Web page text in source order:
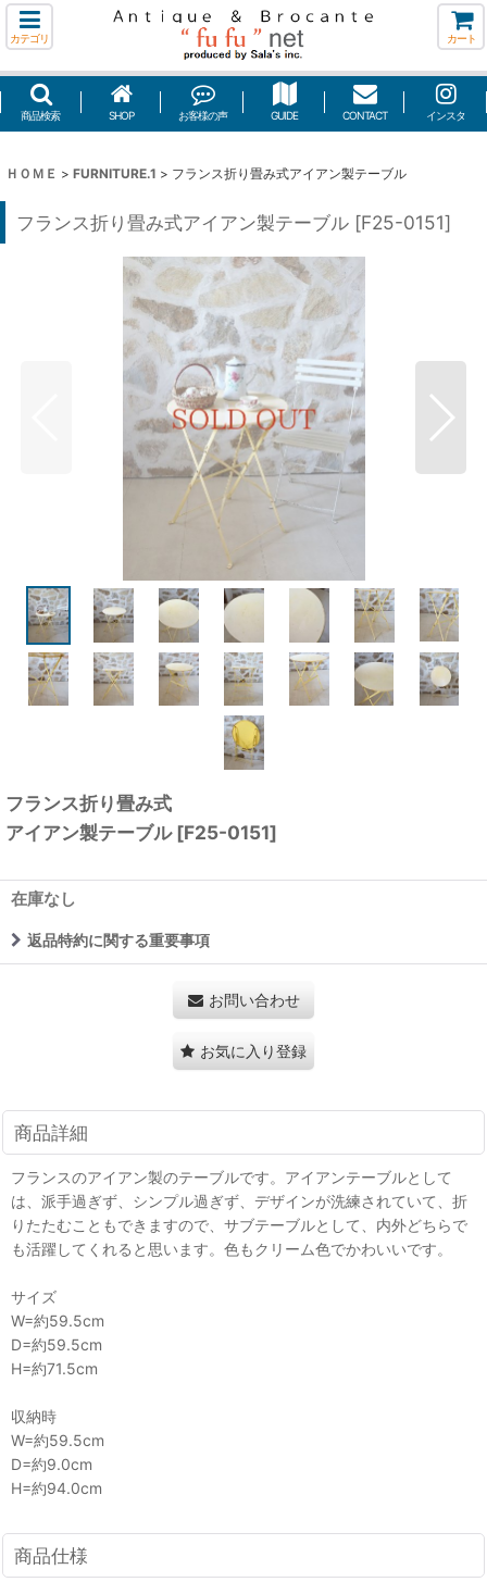
カテゴリ カート
商品検索 SHOP お客様の声 GUIDE CONTACT インスタ
ＨＯＭＥ > FURNITURE.1 > フランス折り畳み式アイアン製テーブル
フランス折り畳み式アイアン製テーブル [F25-0151]
フランス折り畳み式
アイアン製テーブル [F25-0151]
在庫なし
返品特約に関する重要事項
お問い合わせ
お気に入り登録
商品詳細
フランスのアイアン製のテーブルです。アイアンテーブルとして
は、派手過ぎず、シンプル過ぎず、デザインが洗練されていて、折
りたたむこともできますので、サブテーブルとして、内外どちらで
も活躍してくれると思います。色もクリーム色でかわいいです。
サイズ
W=約59.5cm
D=約59.5cm
H=約71.5cm
収納時
W=約59.5cm
D=約9.0cm
H=約94.0cm
商品仕様